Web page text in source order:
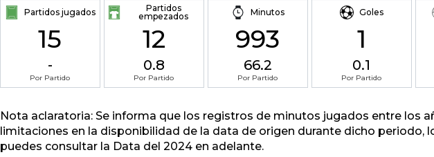
Partidos jugados
15
-
Por Partido
Partidos
empezados
12
0.8
Por Partido
Minutos
993
66.2
Por Partido
Goles
1
0.1
Por Partido
Nota aclaratoria: Se informa que los registros de minutos jugados entre los
limitaciones en la disponibilidad de la data de origen durante dicho
puedes consultar la Data del 2024 en adelante.